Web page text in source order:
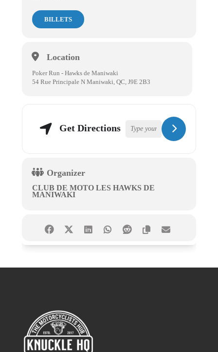
BILLETS
Location
Poker Run - Hawks de Maniwaki
54 Rue Principale N Maniwaki, QC, J9E 2B3
Get Directions
Organizer
CLUB DE MOTO LES HAWKS DE
MANIWAKI